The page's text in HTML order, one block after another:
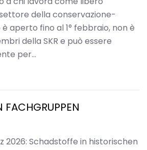
della conservazione-
aperto fino al 1° febbraio, non è
della SKR e può essere
per…
FACHGRUPPEN
2026: Schadstoffe in historischen